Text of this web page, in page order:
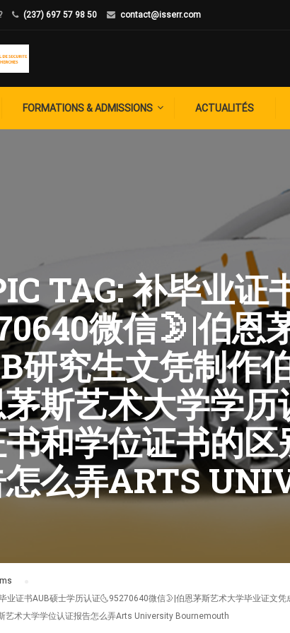
(237) 697 57 98 50 contact@isserr.com
FORMATIONS & ADMISSIONS ACTUALITÉS
TAG: 补毕业
微信🌛|伯恩
研究生文凭制作
斯艺术大学学
和学位证书的
么弄ARTS
业证书AUB硕士学历认证🌜95270640微信🌛|伯恩茅斯艺术大学毕业证文
艺术大学学位认证报告怎么弄Arts University Bournemouth